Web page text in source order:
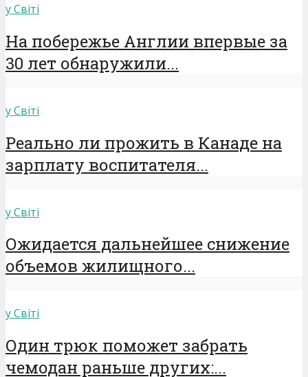
у Світі
На побережье Англии впервые за
30 лет обнаружили...
у Світі
Реально ли прожить в Канаде на
зарплату воспитателя...
у Світі
Ожидается дальнейшее снижение
объемов жилищного...
у Світі
Один трюк поможет забрать
чемодан раньше других:...